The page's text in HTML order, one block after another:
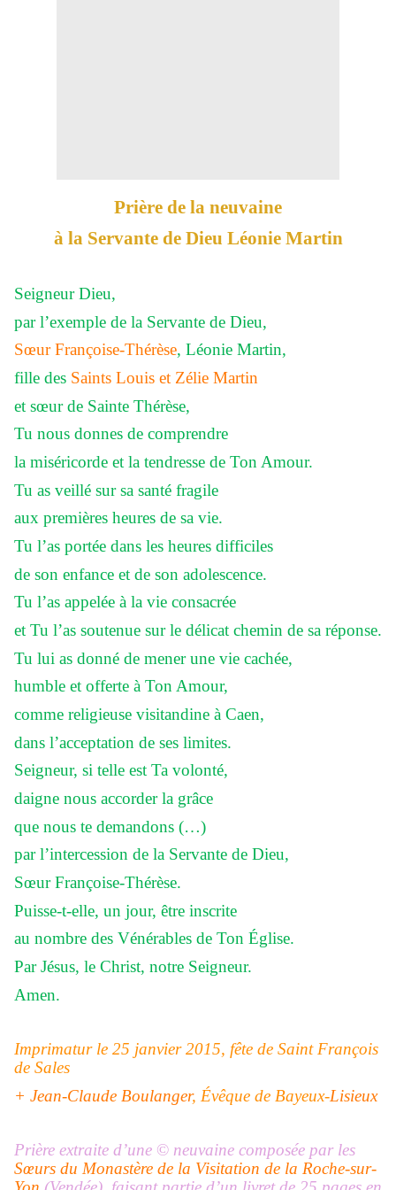
Prière de la neuvaine
à la Servante de Dieu Léonie Martin
Seigneur Dieu,
par l’exemple de la Servante de Dieu,
Sœur Françoise-Thérèse, Léonie Martin,
fille des Saints Louis et Zélie Martin
et sœur de Sainte Thérèse,
Tu nous donnes de comprendre
la miséricorde et la tendresse de Ton Amour.
Tu as veillé sur sa santé fragile
aux premières heures de sa vie.
Tu l’as portée dans les heures difficiles
de son enfance et de son adolescence.
Tu l’as appelée à la vie consacrée
et Tu l’as soutenue sur le délicat chemin de sa réponse.
Tu lui as donné de mener une vie cachée,
humble et offerte à Ton Amour,
comme religieuse visitandine à Caen,
dans l’acceptation de ses limites.
Seigneur, si telle est Ta volonté,
daigne nous accorder la grâce
que nous te demandons (…)
par l’intercession de la Servante de Dieu,
Sœur Françoise-Thérèse.
Puisse-t-elle, un jour, être inscrite
au nombre des Vénérables de Ton Église.
Par Jésus, le Christ, notre Seigneur.
Amen.
Imprimatur le 25 janvier 2015, fête de Saint François
de Sales
+ Jean-Claude Boulanger, Évêque de Bayeux-Lisieux
Prière extraite d’une © neuvaine composée par les
Sœurs du Monastère de la Visitation de la Roche-sur-